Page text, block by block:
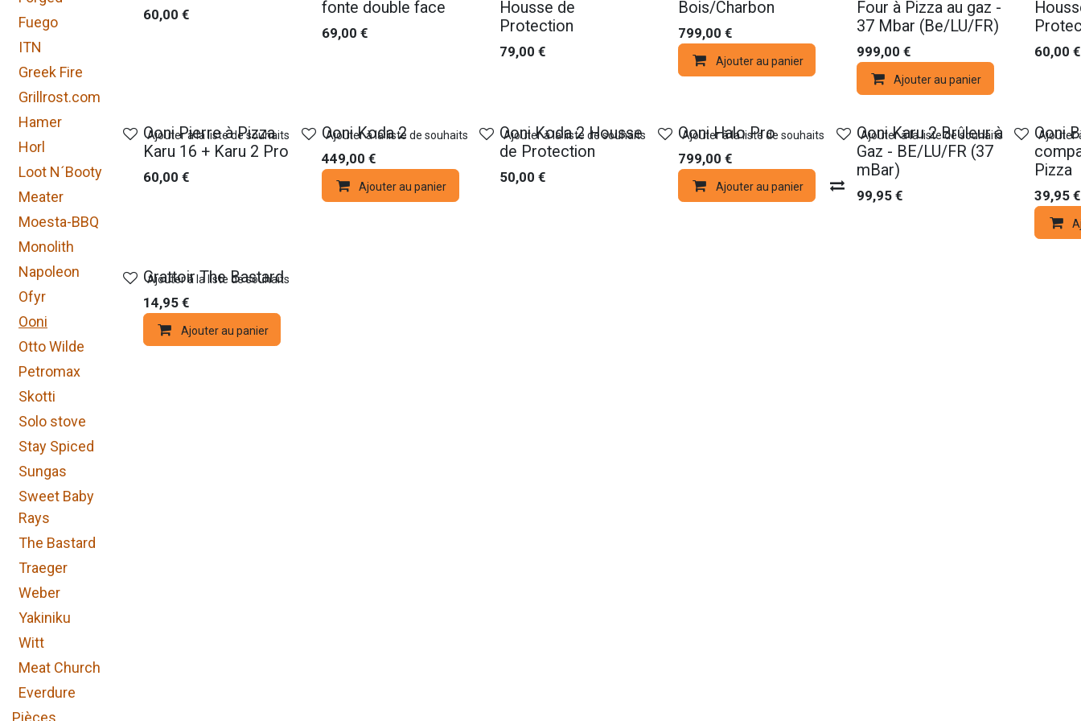
Fuego
ITN
Greek Fire
Grillrost.com
Hamer
Horl
Loot N´Booty
Meater
Moesta-BBQ
Monolith
Napoleon
Ofyr
Ooni
Otto Wilde
Petromax
Skotti
Solo stove
Stay Spiced
Sungas
Sweet Baby
Rays
The Bastard
Traeger
Weber
Yakiniku
Witt
Meat Church
Everdure
Pièces
60,00 €
fonte double face
69,00 €
Housse de
Protection
79,00 €
Bois/Charbon
799,00 €
Ajouter au panier
Four à Pizza au gaz -
37 Mbar (Be/LU/FR)
999,00 €
Ajouter au panier
60,00 €
Ooni Pierre à Pizza
Karu 16 + Karu 2 Pro
60,00 €
Ajouter à la liste de souhaits Ooni Koda 2
449,00 €
Ajouter au panier
Ajouter à la liste de souhaits
Ooni Koda 2 Housse
de Protection
50,00 €
Ajouter à la liste de souhaits Nouveau !
Ooni Halo Pro
799,00 €
Ajouter au panier
Ajouter à la liste de souhaits
Ooni Karu 2 Brûleur à
Gaz - BE/LU/FR (37
mBar)
99,95€
Ajouter à la liste de souhaits
Ooni
Pizza
39,95 €
Ajouter
Grattoir The Bastard
14,95 €
Ajouter au panier
Ajouter à la liste de souhaits